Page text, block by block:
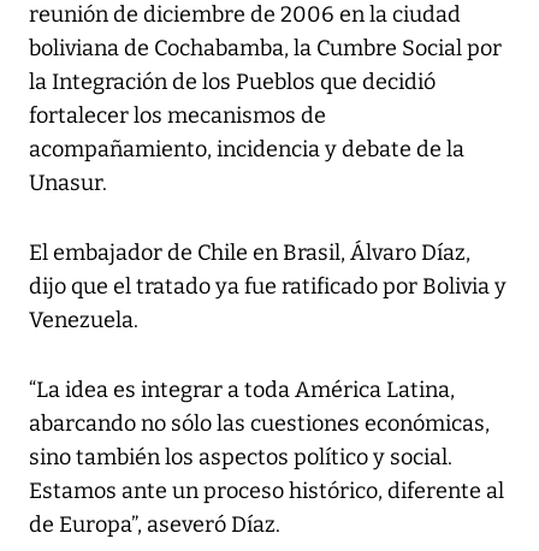
reunión de diciembre de 2006 en la ciudad
boliviana de Cochabamba, la Cumbre Social por
la Integración de los Pueblos que decidió
fortalecer los mecanismos de
acompañamiento, incidencia y debate de la
Unasur.
El embajador de Chile en Brasil, Álvaro Díaz,
dijo que el tratado ya fue ratificado por Bolivia y
Venezuela.
“La idea es integrar a toda América Latina,
abarcando no sólo las cuestiones económicas,
sino también los aspectos político y social.
Estamos ante un proceso histórico, diferente al
de Europa”, aseveró Díaz.